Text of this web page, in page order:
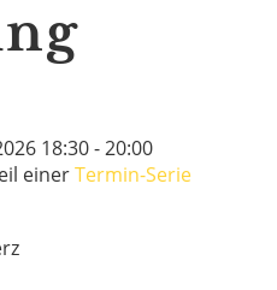
18:30 - 20:00
einerTermin-Serie